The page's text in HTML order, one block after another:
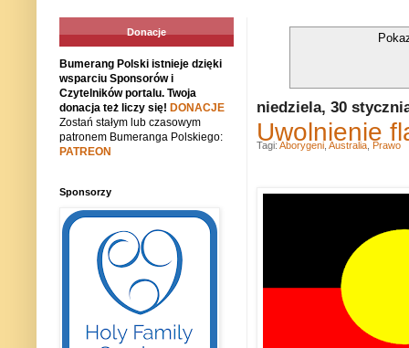
niedziela, 30
Uwolnienie
Tagi: Aborygeni Australia Prawo
Donacje
Bumerang Polski istnieje dzięki
wsparciu Sponsorów i
Czytelników portalu. Twoja
donacja też liczy się! DONACJE
Zostań stałym lub czasowym
patronem Bumeranga Polskiego:
PATREON
Sponsorzy